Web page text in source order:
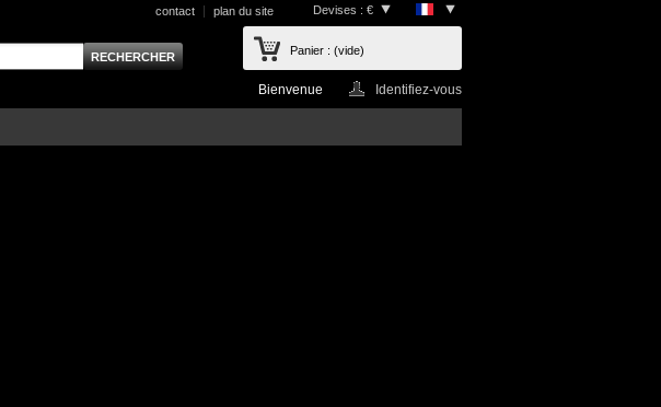
Devises : €
contact plan du site
Panier : (vide)
Bienvenue Identifiez-vous